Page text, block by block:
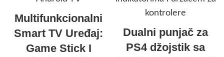
Multifunkcionalni
Smart TV Uređaj:
Game Stick I
Dualni punjač za
PS4 džojstik sa